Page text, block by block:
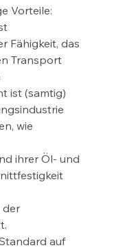
Vorteile:
Fähigkeit, das
Transport
ist (samtig)
wie
ihrer Öl- und
der
auf